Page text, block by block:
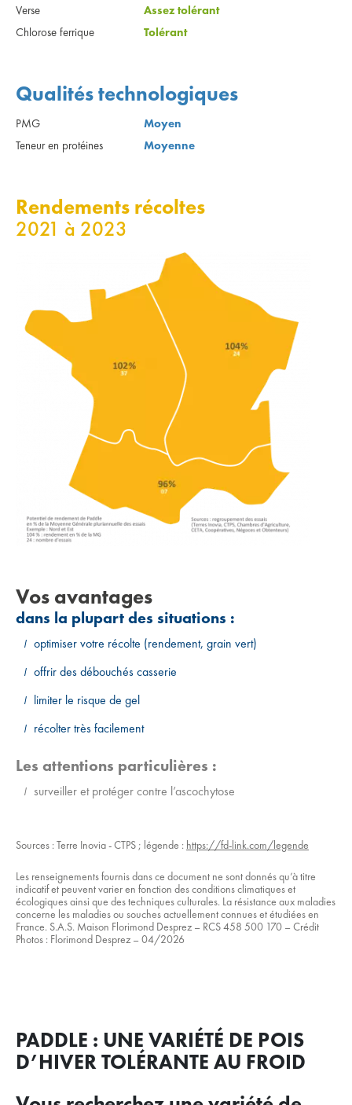
Verse
Assez tolérant
Chlorose ferrique
Tolérant
Qualités technologiques
PMG
Moyen
Teneur en protéines
Moyenne
Rendements récoltes
2021 à 2023
Vos avantages
dans la plupart des situations :
optimiser votre récolte (rendement, grain vert)
offrir des débouchés casserie
limiter le risque de gel
récolter très facilement
Les attentions particulières :
surveiller et protéger contre l’ascochytose
Sources : Terre Inovia - CTPS ; légende : https://fd-link.com/legende
Les renseignements fournis dans ce document ne sont donnés qu’à titre
indicatif et peuvent varier en fonction des conditions climatiques et
écologiques ainsi que des techniques culturales. La résistance aux maladies
concerne les maladies ou souches actuellement connues et étudiées en
France. S.A.S. Maison Florimond Desprez – RCS 458 500 170 – Crédit
Photos : Florimond Desprez – 04/2026
PADDLE : UNE VARIÉTÉ DE POIS
D’HIVER TOLÉRANTE AU FROID